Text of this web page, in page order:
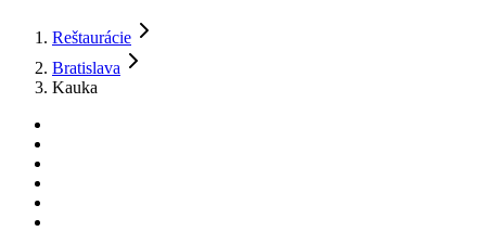
Reštaurácie
Bratislava
Kauka